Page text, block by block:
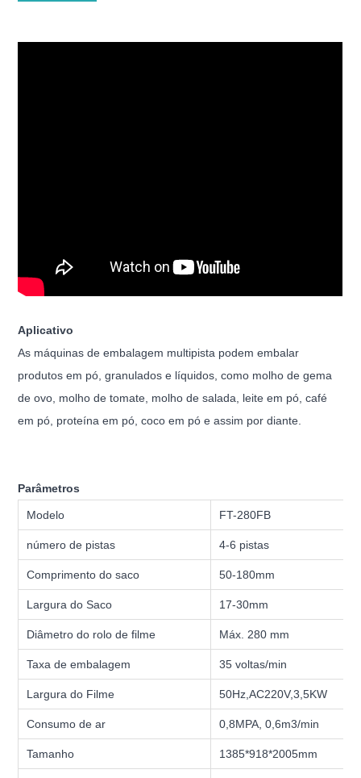
Aplicativo
As máquinas de embalagem multipista podem embalar
produtos em pó, granulados e líquidos, como molho de gema
de ovo, molho de tomate, molho de salada, leite em pó, café
em pó, proteína em pó, coco em pó e assim por diante.
Parâmetros
Modelo FT-280FB
número de pistas 4-6 pistas
Comprimento do saco 50-180mm
Largura do Saco 17-30mm
Diâmetro do rolo de filme Máx. 280 mm
Taxa de embalagem 35 voltas/min
Largura do Filme 50Hz,AC220V,3,5KW
Consumo de ar 0,8MPA, 0,6m3/min
Tamanho 1385*918*2005mm